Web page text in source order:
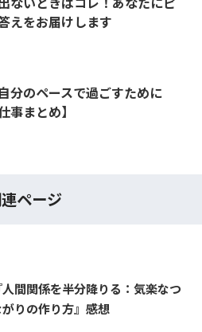
えをお届けします
分のペースで過ごすために
事まとめ】
ページ
人間関係を半分降りる：気楽なつ
りの作り方』感想